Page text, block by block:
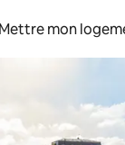
Mettre mon